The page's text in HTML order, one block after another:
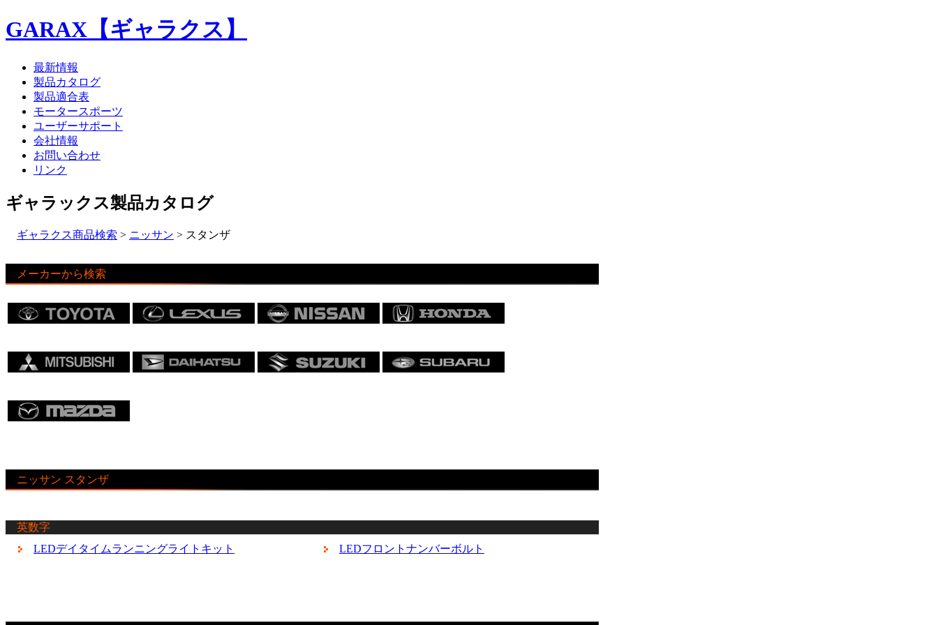
GARAX【ギャラクス】
最新情報
製品カタログ
製品適合表
モータースポーツ
ユーザーサポート
会社情報
お問い合わせ
リンク
ギャラックス製品カタログ
ギャラクス商品検索 > ニッサン > スタンザ
メーカーから検索
ニッサン スタンザ
英数字
LEDデイタイムランニングライトキット
LEDフロントナンバーボルト